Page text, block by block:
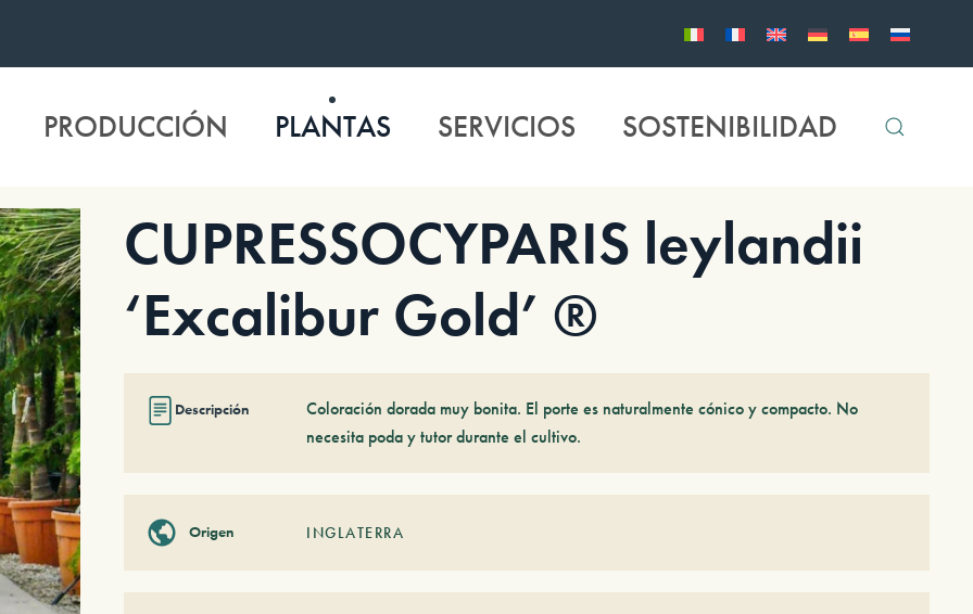
PRODUCCIÓN PLANTAS SERVICIOS SOSTENIBILIDAD
CUPRESSOCYPARIS leylandii
‘Excalibur Gold’ ®
Descripción
Coloración dorada muy bonita. El porte es naturalmente cónico y compacto. No
necesita poda y tutor durante el cultivo.
Origen INGLATERRA